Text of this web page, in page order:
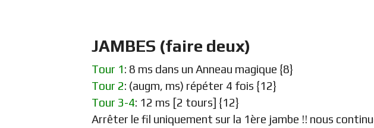
JAMBES (faire deux)
Tour 1: 8 ms dans un Anneau magique {8}
Tour 2: (augm, ms) répéter 4 fois {12}
Tour 3-4: 12 ms [2 tours] {12}
Arrêter le fil uniquement sur la 1ère jambe !! nous